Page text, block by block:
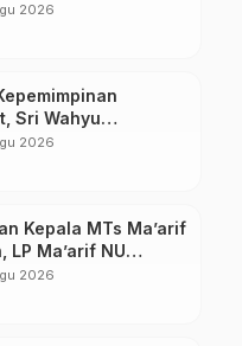
Pekalongan
2026
Sri Wahyu
Resmi Pimpin MTs
2026
Kepala MTs Ma’arif
LP Ma’arif NU
Tekankan Lima
2026